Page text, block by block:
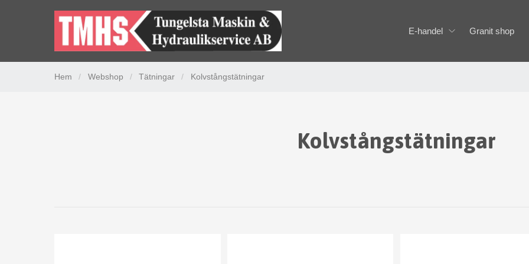
E-handel Granit shop
Hem / Webshop / Tätningar / Kolvstångstätningar
Kolvstångstätningar